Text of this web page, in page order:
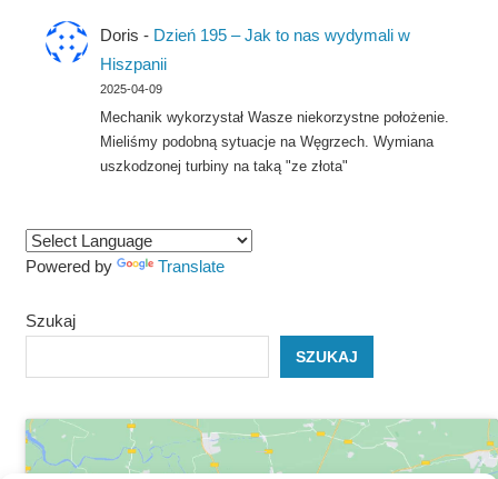
Doris - Dzień 195 – Jak to nas wydymali w
Hiszpanii
2025-04-09
Mechanik wykorzystał Wasze niekorzystne położenie.
Mieliśmy podobną sytuacje na Węgrzech. Wymiana
uszkodzonej turbiny na taką "ze złota"
Powered by Translate
Szukaj
SZUKAJ